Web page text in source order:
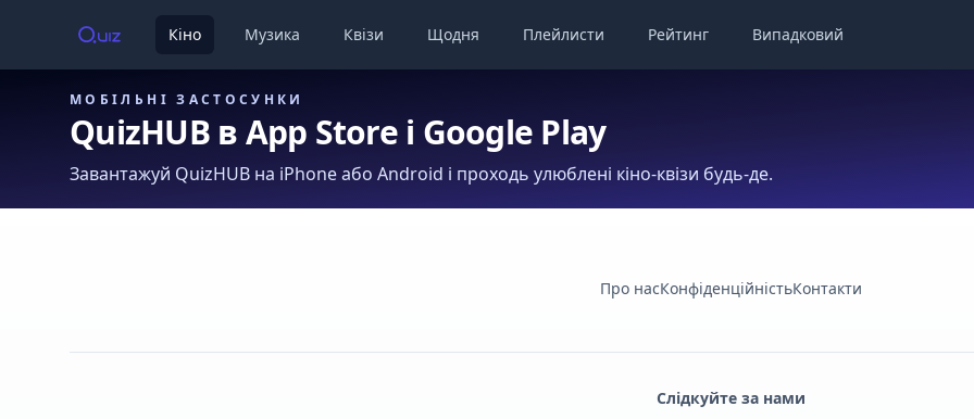
Кіно Музика Квізи Щодня Плейлисти Рейтинг Випадковий
МОБІЛЬНІ ЗАСТОСУНКИ
QuizHUB в App Store і Google Play
Завантажуй QuizHUB на iPhone або Android і проходь улюблені кіно-квізи будь-де.
Про насКонфіденційністьКонтакти
Слідкуйте за нами